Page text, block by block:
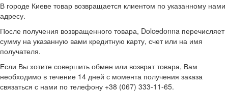
В городе Киеве товар возвращается клиентом по указанному нами
адресу.
После получения возвращенного товара, Dolcedonna перечисляет
сумму на указанную вами кредитную карту, счет или на имя
получателя.
Если Вы хотите совершить обмен или возврат товара, Вам
необходимо в течение 14 дней с момента получения заказа
связаться с нами по телефону +38 (067) 333-11-65.